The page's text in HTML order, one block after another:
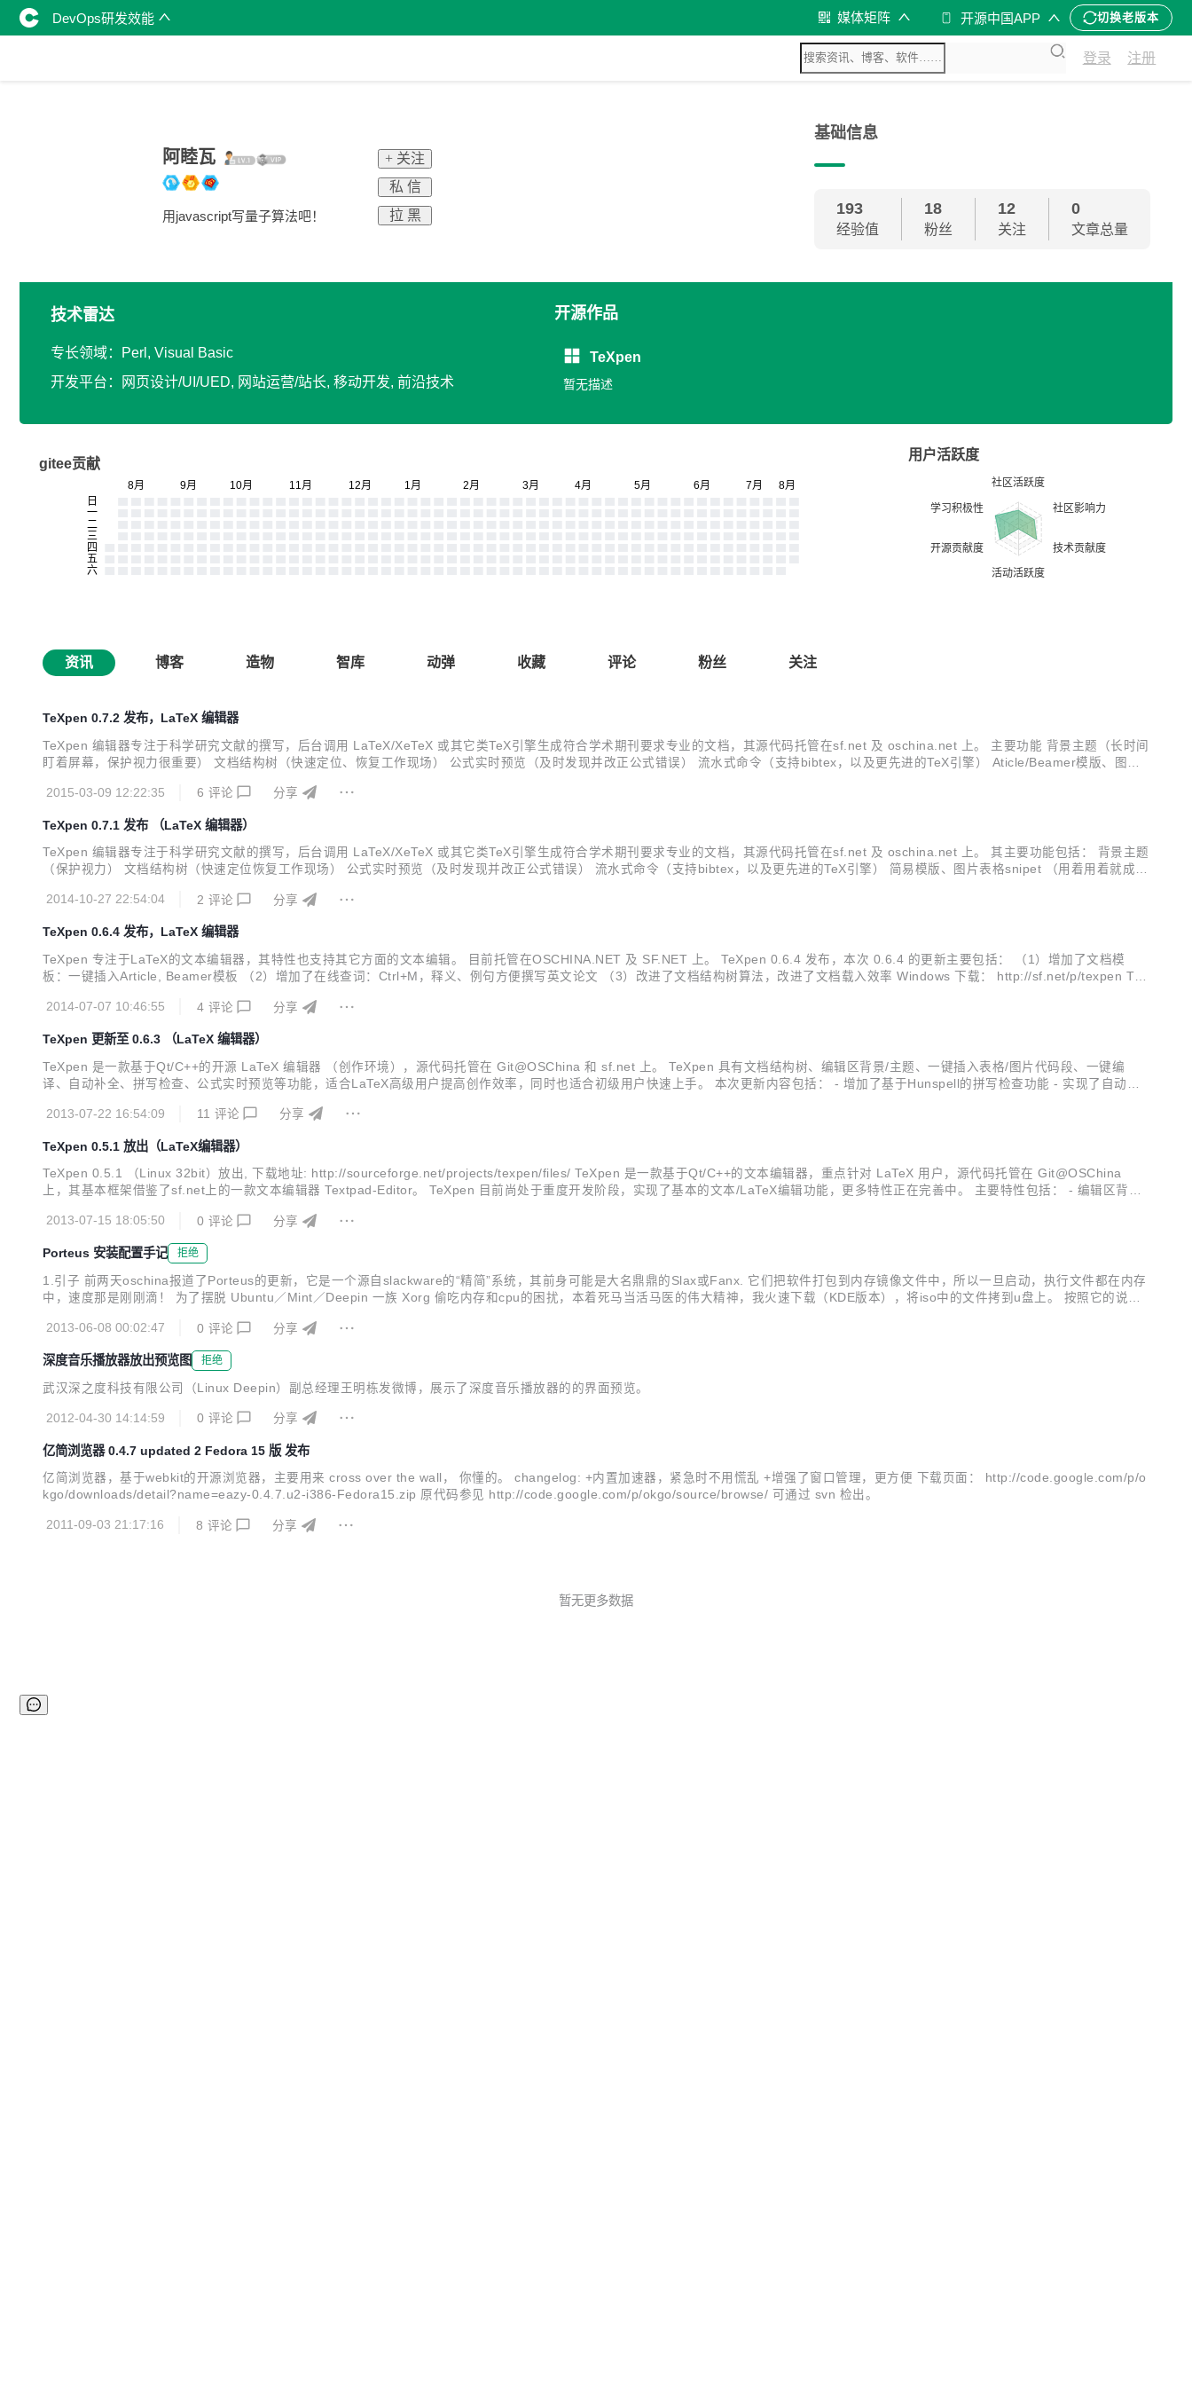
DevOps研发效能 媒体矩阵 开源中国APP 切换老版本
登录 注册
阿睦瓦
用javascript写量子算法吧！
+ 关注
私 信
拉 黑
基础信息
193
经验值
18
粉丝
12
关注
0
文章总量
技术雷达
专长领域：Perl, Visual Basic
开发平台：网页设计/UI/UED, 网站运营/站长, 移动开发, 前沿技术
开源作品
TeXpen
暂无描述
gitee贡献
用户活跃度
资讯 博客 造物 智库 动弹 收藏 评论 粉丝 关注
TeXpen 0.7.2 发布，LaTeX 编辑器
TeXpen 编辑器专注于科学研究文献的撰写，后台调用 LaTeX/XeTeX 或其它类TeX引擎生成符合学术期刊要求专业的文档，其源代码托管在sf.net 及 oschina.net 上。 主要功能 背景主题（长时间
盯着屏幕，保护视力很重要） 文档结构树（快速定位、恢复工作现场） 公式实时预览（及时发现并改正公式错误） 流水式命令（支持bibtex，以及更先进的TeX引擎） Aticle/Beamer模版、图片
2015-03-09 12:22:35
6 评论 分享
TeXpen 0.7.1 发布 （LaTeX 编辑器）
TeXpen 编辑器专注于科学研究文献的撰写，后台调用 LaTeX/XeTeX 或其它类TeX引擎生成符合学术期刊要求专业的文档，其源代码托管在sf.net 及 oschina.net 上。 其主要功能包括： 背景主题
（保护视力） 文档结构树（快速定位恢复工作现场） 公式实时预览（及时发现并改正公式错误） 流水式命令（支持bibtex，以及更先进的TeX引擎） 简易模版、图片表格snipet （用着用着就成L
2014-10-27 22:54:04
2 评论 分享
TeXpen 0.6.4 发布，LaTeX 编辑器
TeXpen 专注于LaTeX的文本编辑器，其特性也支持其它方面的文本编辑。 目前托管在OSCHINA.NET 及 SF.NET 上。 TeXpen 0.6.4 发布，本次 0.6.4 的更新主要包括： （1）增加了文档模
板：一键插入Article, Beamer模板 （2）增加了在线查词：Ctrl+M，释义、例句方便撰写英文论文 （3）改进了文档结构树算法，改进了文档载入效率 Windows 下载： http://sf.net/p/texpen TeX
2014-07-07 10:46:55
4 评论 分享
TeXpen 更新至 0.6.3 （LaTeX 编辑器）
TeXpen 是一款基于Qt/C++的开源 LaTeX 编辑器 （创作环境），源代码托管在 Git@OSChina 和 sf.net 上。 TeXpen 具有文档结构树、编辑区背景/主题、一键插入表格/图片代码段、一键编
译、自动补全、拼写检查、公式实时预览等功能，适合LaTeX高级用户提高创作效率，同时也适合初级用户快速上手。 本次更新内容包括： - 增加了基于Hunspell的拼写检查功能 - 实现了自动补
2013-07-22 16:54:09
11 评论 分享
TeXpen 0.5.1 放出（LaTeX编辑器）
TeXpen 0.5.1 （Linux 32bit）放出, 下载地址: http://sourceforge.net/projects/texpen/files/ TeXpen 是一款基于Qt/C++的文本编辑器，重点针对 LaTeX 用户，源代码托管在 Git@OSChina
上，其基本框架借鉴了sf.net上的一款文本编辑器 Textpad-Editor。 TeXpen 目前尚处于重度开发阶段，实现了基本的文本/LaTeX编辑功能，更多特性正在完善中。 主要特性包括： - 编辑区背景/
2013-07-15 18:05:50
0 评论 分享
Porteus 安装配置手记 拒绝
1.引子 前两天oschina报道了Porteus的更新，它是一个源自slackware的“精简”系统，其前身可能是大名鼎鼎的Slax或Fanx. 它们把软件打包到内存镜像文件中，所以一旦启动，执行文件都在内存
中，速度那是刚刚滴！ 为了摆脱 Ubuntu／Mint／Deepin 一族 Xorg 偷吃内存和cpu的困扰，本着死马当活马医的伟大精神，我火速下载（KDE版本），将iso中的文件拷到u盘上。 按照它的说
2013-06-08 00:02:47
0 评论 分享
深度音乐播放器放出预览图 拒绝
武汉深之度科技有限公司（Linux Deepin）副总经理王明栋发微博，展示了深度音乐播放器的的界面预览。
2012-04-30 14:14:59 0 评论 分享
亿简浏览器 0.4.7 updated 2 Fedora 15 版 发布
亿简浏览器，基于webkit的开源浏览器，主要用来 cross over the wall， 你懂的。 changelog: +内置加速器，紧急时不用慌乱 +增强了窗口管理，更方便 下载页面： http://code.google.com/p/o
kgo/downloads/detail?name=eazy-0.4.7.u2-i386-Fedora15.zip 原代码参见 http://code.google.com/p/okgo/source/browse/ 可通过 svn 检出。
2011-09-03 21:17:16 8 评论 分享
暂无更多数据